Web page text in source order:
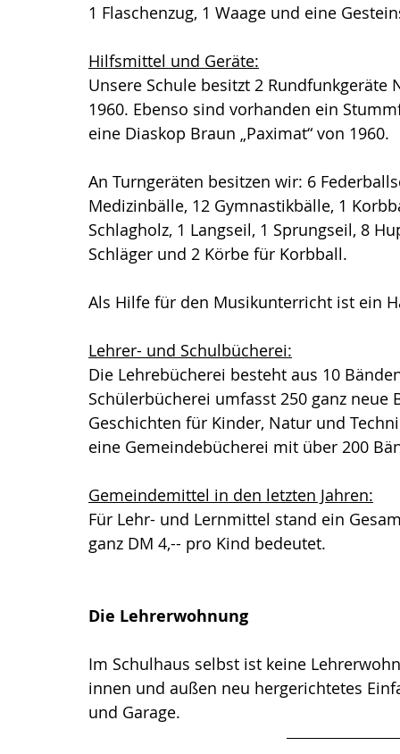
1 Flaschenzug, 1 Waage und eine
Hilfsmittel und Geräte:
Unsere Schule besitzt 2 Rundfunkgeräte
1960. Ebenso sind vorhanden ein
eine Diaskop Braun „Paximat“ von 1960.
An Turngeräten besitzen wir: 6
Medizinbälle, 12 Gymnastikbälle, 1
Schlagholz, 1 Langseil, 1 Sprungseil, 8
Schläger und 2 Körbe für Korbball.
Als Hilfe für den Musikunterricht ist ein
Lehrer- und Schulbücherei:
Die Lehrebücherei besteht aus 10
Schülerbücherei umfasst 250 ganz neue
Geschichten für Kinder, Natur und
eine Gemeindebücherei mit über 200
Gemeindemittel in den letzten Jahren:
Für Lehr- und Lernmittel stand ein
ganz DM 4,-- pro Kind bedeutet.
Die Lehrerwohnung
Im Schulhaus selbst ist keine
innen und außen neu hergerichtetes
und Garage.